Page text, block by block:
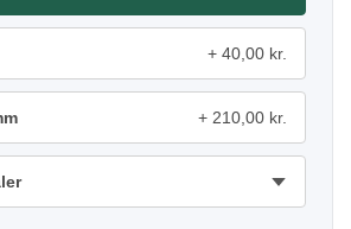
40,00 kr.
210,00 kr.